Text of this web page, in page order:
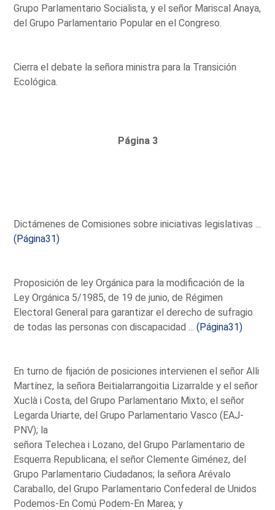
Grupo Parlamentario Socialista, y el señor Mariscal Anaya,
del Grupo Parlamentario Popular en el Congreso.
Cierra el debate la señora ministra para la Transición
Ecológica.
Página 3
Dictámenes de Comisiones sobre iniciativas legislativas ...
(Página31)
Proposición de ley Orgánica para la modificación de la
Ley Orgánica 5/1985, de 19 de junio, de Régimen
Electoral General para garantizar el derecho de sufragio
de todas las personas con discapacidad ...(Página31)
En turno de fijación de posiciones intervienen el señor Alli
Martínez, la señora Beitialarrangoitia Lizarralde y el señor
Xuclà i Costa, del Grupo Parlamentario Mixto; el señor
Legarda Uriarte, del Grupo Parlamentario Vasco (EAJ-
PNV); la
señora Telechea i Lozano, del Grupo Parlamentario de
Esquerra Republicana; el señor Clemente Giménez, del
Grupo Parlamentario Ciudadanos; la señora Arévalo
Caraballo, del Grupo Parlamentario Confederal de Unidos
Podemos-En Comú Podem-En Marea; y